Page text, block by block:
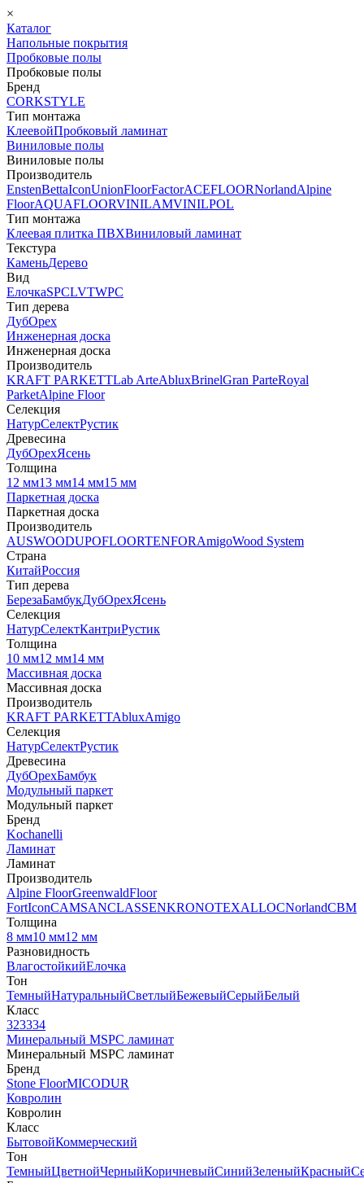
×
Каталог
Напольные покрытия
Пробковые полы
Пробковые полы
Бренд
CORKSTYLE
Тип монтажа
КлеевойПробковый ламинат
Виниловые полы
Виниловые полы
Производитель
EnstenBettaIconUnionFloorFactorACEFLOORNorlandAlpine
FloorAQUAFLOORVINILAMVINILPOL
Тип монтажа
Клеевая плитка ПВХВиниловый ламинат
Текстура
КаменьДерево
Вид
ЕлочкаSPCLVTWPC
Тип дерева
ДубОрех
Инженерная доска
Инженерная доска
Производитель
KRAFT PARKETTLab ArteAbluxBrinelGran ParteRoyal
ParketAlpine Floor
Селекция
НатурСелектРустик
Древесина
ДубОрехЯсень
Толщина
12 мм13 мм14 мм15 мм
Паркетная доска
Паркетная доска
Производитель
AUSWOODUPOFLOORTENFORAmigoWood System
Страна
КитайРоссия
Тип дерева
БерезаБамбукДубОрехЯсень
Селекция
НатурСелектКантриРустик
Толщина
10 мм12 мм14 мм
Массивная доска
Массивная доска
Производитель
KRAFT PARKETTAbluxAmigo
Селекция
НатурСелектРустик
Древесина
ДубОрехБамбук
Модульный паркет
Модульный паркет
Бренд
Kochanelli
Ламинат
Ламинат
Производитель
Alpine FloorGreenwaldFloor
FortIconCAMSANCLASSENKRONOTEXALLOCNorlandCBM
Толщина
8 мм10 мм12 мм
Разновидность
ВлагостойкийЕлочка
Тон
ТемныйНатуральныйСветлыйБежевыйСерыйБелый
Класс
323334
Минеральный MSPC ламинат
Минеральный MSPC ламинат
Бренд
Stone FloorMICODUR
Ковролин
Ковролин
Класс
БытовойКоммерческий
Тон
ТемныйЦветнойЧерныйКоричневыйСинийЗеленыйКрасный